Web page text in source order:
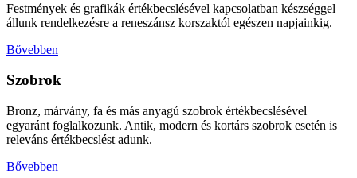
Festmények és grafikák értékbecslésével kapcsolatban készséggel
állunk rendelkezésre a reneszánsz korszaktól egészen napjainkig.
Bővebben
Szobrok​
Bronz, márvány, fa és más anyagú szobrok értékbecslésével
egyaránt foglalkozunk. Antik, modern és kortárs szobrok esetén is
releváns értékbecslést adunk.
Bővebben